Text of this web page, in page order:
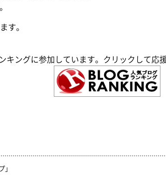
す。
キングに参加しています。クリックして応
」